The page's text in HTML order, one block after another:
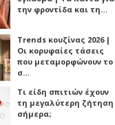
την φροντίδα και τη…
Trends κουζίνας 2026 |
Οι κορυφαίες τάσεις
που μεταμορφώνουν το
σ…
Τι είδη σπιτιών έχουν
τη μεγαλύτερη ζήτηση
σήμερα;